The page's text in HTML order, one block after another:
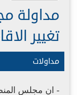
مداولة
تغيير
مداولات